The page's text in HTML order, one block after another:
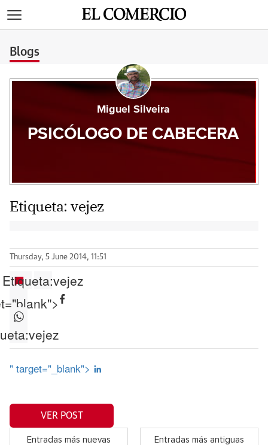
Blogs
Miguel Silveira
PSICÓLOGO DE CABECERA
Etiqueta:vejez
Thursday, 5 June 2014, 11:51
Etiqueta:vejez
vejez
" target="_blank">
VER POST
Entradas más nuevas Entradas más antiguas